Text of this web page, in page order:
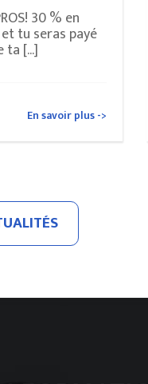
30 % en
tu seras payé
[...]
En savoir plus ->